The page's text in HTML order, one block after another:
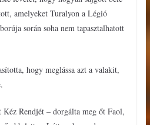
amelyeket Turalyon a Légió
során soha nem tapasztalhatott
hogy meglássa azt a valakit,
Rendjét – dorgálta meg őt Faol,